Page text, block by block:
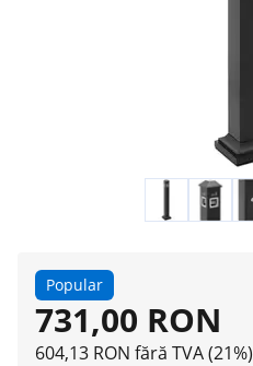
Popular
731,00 RON
604,13 RON fără TVA (21%)